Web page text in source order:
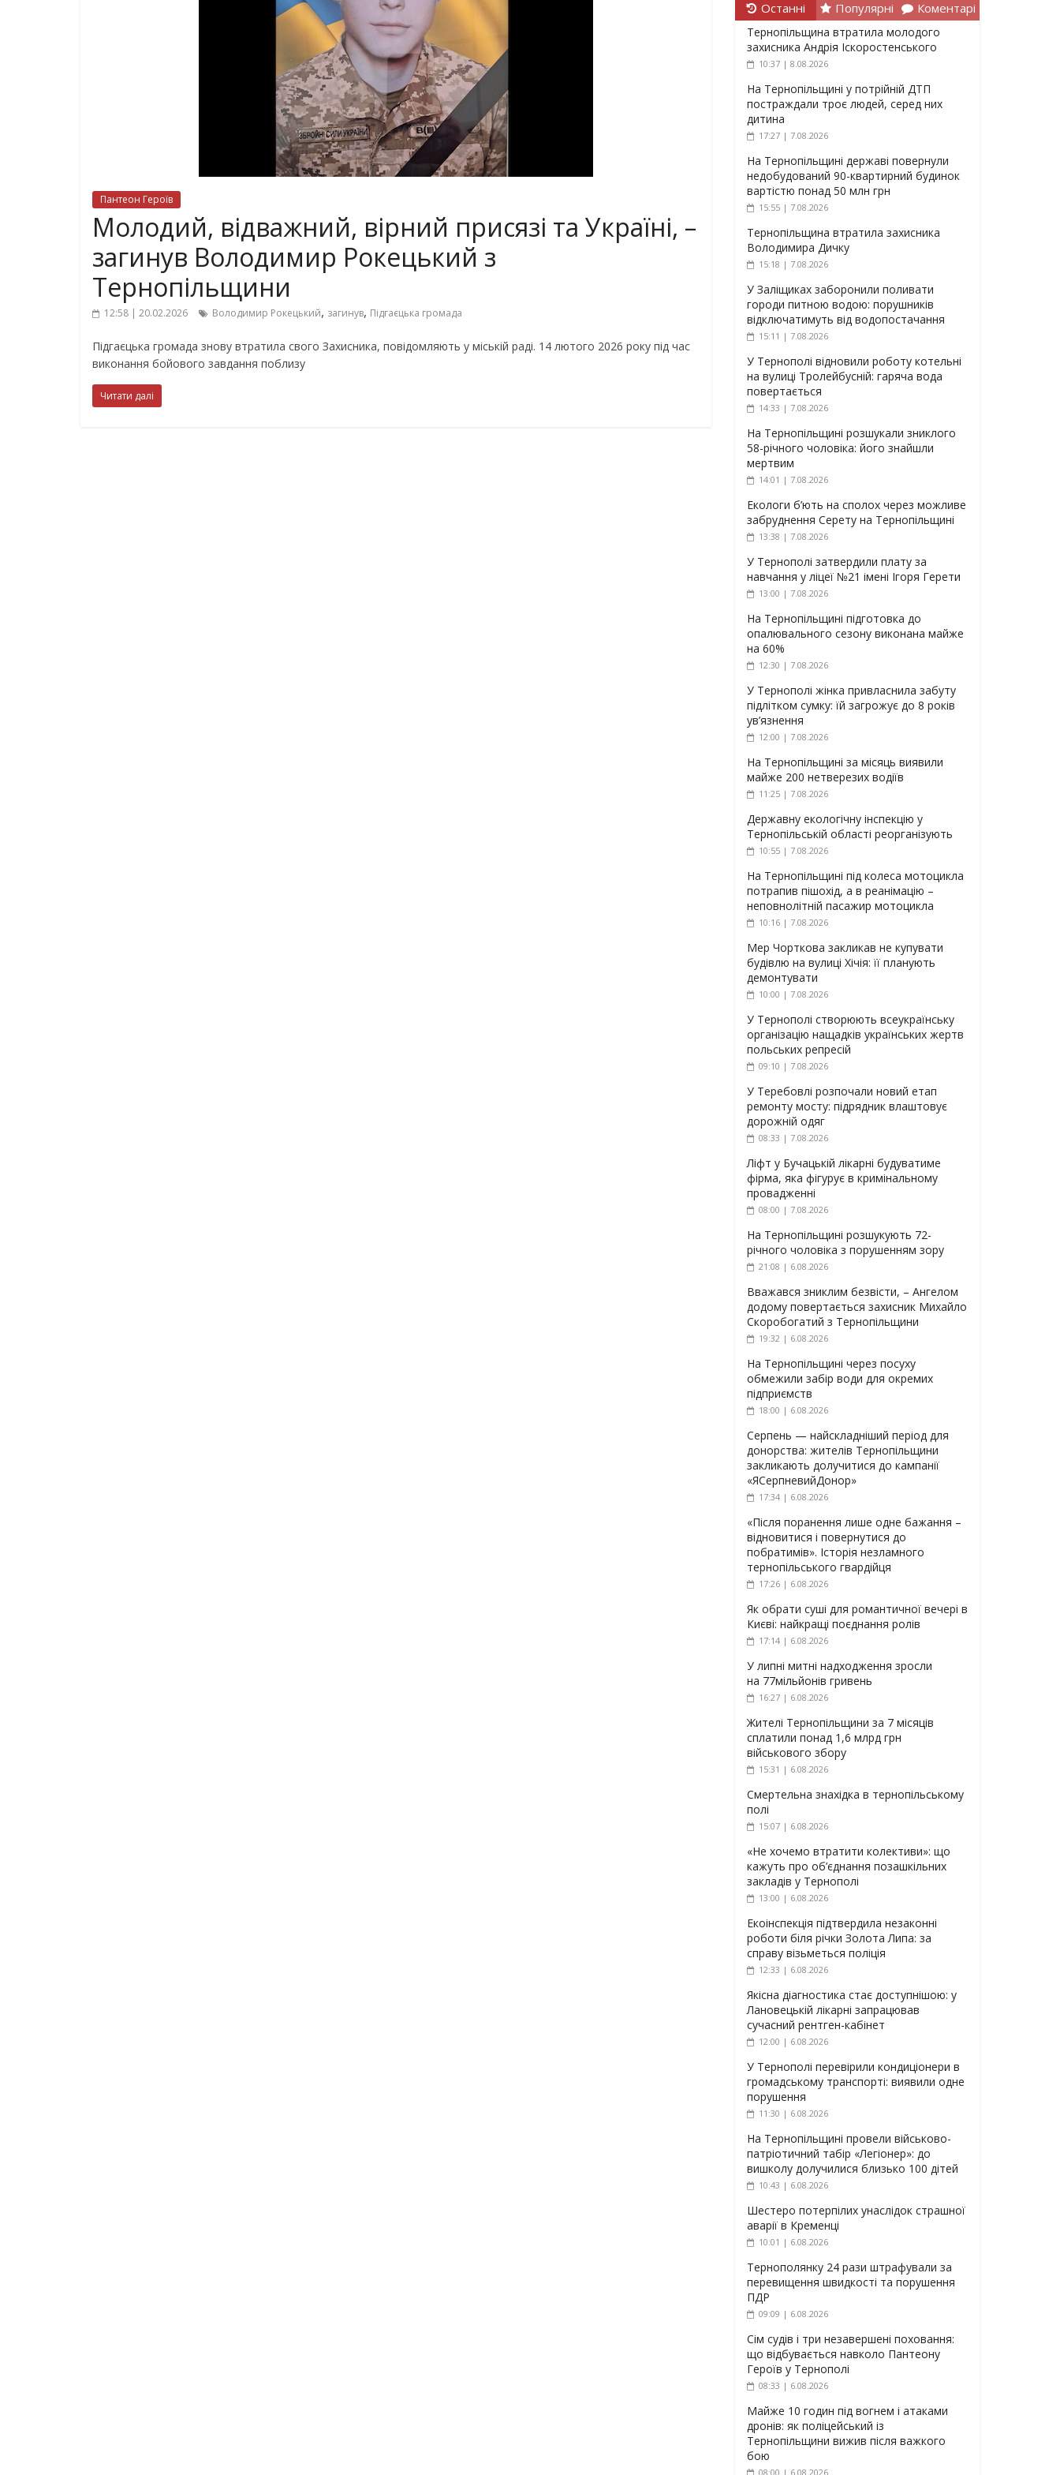
Пантеон Героїв
Молодий, відважний, вірний присязі та Україні, –
загинув Володимир Рокецький з
Тернопільщини
12:58 | 20.02.2026 Володимир Рокецький, загинув, Підгаєцька громада
Підгаєцька громада знову втратила свого Захисника, повідомляють у міській раді. 14 лютого 2026 року під час
виконання бойового завдання поблизу
Читати далі
Останні Популярні Коментарі
Тернопільщина втратила молодого
захисника Андрія Іскоростенського
10:37 | 8.08.2026
На Тернопільщині у потрійній ДТП
постраждали троє людей, серед них
дитина
17:27 | 7.08.2026
На Тернопільщині державі повернули
недобудований 90-квартирний будинок
вартістю понад 50 млн грн
15:55 | 7.08.2026
Тернопільщина втратила захисника
Володимира Дичку
15:18 | 7.08.2026
У Заліщиках заборонили поливати
городи питною водою: порушників
відключатимуть від водопостачання
15:11 | 7.08.2026
У Тернополі відновили роботу котельні
на вулиці Тролейбусній: гаряча вода
повертається
14:33 | 7.08.2026
На Тернопільщині розшукали зниклого
58-річного чоловіка: його знайшли
мертвим
14:01 | 7.08.2026
Екологи б’ють на сполох через можливе
забруднення Серету на Тернопільщині
13:38 | 7.08.2026
У Тернополі затвердили плату за
навчання у ліцеї №21 імені Ігоря Герети
13:00 | 7.08.2026
На Тернопільщині підготовка до
опалювального сезону виконана майже
на 60%
12:30 | 7.08.2026
У Тернополі жінка привласнила забуту
підлітком сумку: їй загрожує до 8 років
ув’язнення
12:00 | 7.08.2026
На Тернопільщині за місяць виявили
майже 200 нетверезих водіїв
11:25 | 7.08.2026
Державну екологічну інспекцію у
Тернопільській області реорганізують
10:55 | 7.08.2026
На Тернопільщині під колеса мотоцикла
потрапив пішохід, а в реанімацію –
неповнолітній пасажир мотоцикла
10:16 | 7.08.2026
Мер Чорткова закликав не купувати
будівлю на вулиці Хічія: її планують
демонтувати
10:00 | 7.08.2026
У Тернополі створюють всеукраїнську
організацію нащадків українських жертв
польських репресій
09:10 | 7.08.2026
У Теребовлі розпочали новий етап
ремонту мосту: підрядник влаштовує
дорожній одяг
08:33 | 7.08.2026
Ліфт у Бучацькій лікарні будуватиме
фірма, яка фігурує в кримінальному
провадженні
08:00 | 7.08.2026
На Тернопільщині розшукують 72-
річного чоловіка з порушенням зору
21:08 | 6.08.2026
Вважався зниклим безвісти, – Ангелом
додому повертається захисник Михайло
Скоробогатий з Тернопільщини
19:32 | 6.08.2026
На Тернопільщині через посуху
обмежили забір води для окремих
підприємств
18:00 | 6.08.2026
Серпень — найскладніший період для
донорства: жителів Тернопільщини
закликають долучитися до кампанії
«ЯСерпневийДонор»
17:34 | 6.08.2026
«Після поранення лише одне бажання –
відновитися і повернутися до
побратимів». Історія незламного
тернопільського гвардійця
17:26 | 6.08.2026
Як обрати суші для романтичної вечері в
Києві: найкращі поєднання ролів
17:14 | 6.08.2026
У липні митні надходження зросли
на 77мільйонів гривень
16:27 | 6.08.2026
Жителі Тернопільщини за 7 місяців
сплатили понад 1,6 млрд грн
військового збору
15:31 | 6.08.2026
Смертельна знахідка в тернопільському
полі
15:07 | 6.08.2026
«Не хочемо втратити колективи»: що
кажуть про об’єднання позашкільних
закладів у Тернополі
13:00 | 6.08.2026
Екоінспекція підтвердила незаконні
роботи біля річки Золота Липа: за
справу візьметься поліція
12:33 | 6.08.2026
Якісна діагностика стає доступнішою: у
Лановецькій лікарні запрацював
сучасний рентген-кабінет
12:00 | 6.08.2026
У Тернополі перевірили кондиціонери в
громадському транспорті: виявили одне
порушення
11:30 | 6.08.2026
На Тернопільщині провели військово-
патріотичний табір «Легіонер»: до
вишколу долучилися близько 100 дітей
10:43 | 6.08.2026
Шестеро потерпілих унаслідок страшної
аварії в Кременці
10:01 | 6.08.2026
Тернополянку 24 рази штрафували за
перевищення швидкості та порушення
ПДР
09:09 | 6.08.2026
Сім судів і три незавершені поховання:
що відбувається навколо Пантеону
Героїв у Тернополі
08:33 | 6.08.2026
Майже 10 годин під вогнем і атаками
дронів: як поліцейський із
Тернопільщини вижив після важкого
бою
08:00 | 6.08.2026